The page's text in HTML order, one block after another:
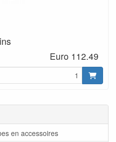
en accessoires
Euro 112.49